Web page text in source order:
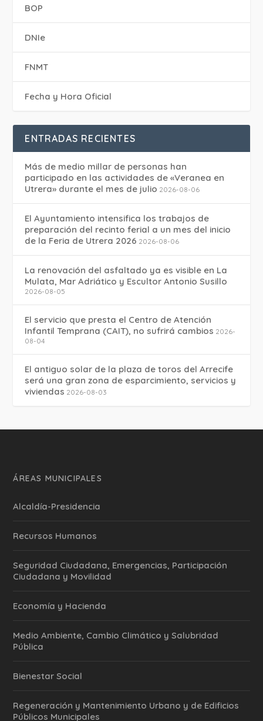
BOP
DNIe
FNMT
Fecha y Hora Oficial
ENTRADAS RECIENTES
Más de medio millar de personas han
participado en las actividades de «Veranea en
Utrera» durante el mes de julio 2026-08-06
El Ayuntamiento intensifica los trabajos de
preparación del recinto ferial a un mes del inicio
de la Feria de Utrera 2026 2026-08-06
La renovación del asfaltado ya es visible en La
Mulata, Mar Adriático y Escultor Antonio Susillo
2026-08-05
El servicio que presta el Centro de Atención
Infantil Temprana (CAIT), no sufrirá cambios 2026-
08-04
El antiguo solar de la plaza de toros del Arrecife
será una gran zona de esparcimiento, servicios y
viviendas 2026-08-03
ÁREAS MUNICIPALES
Alcaldía-Presidencia
Recursos Humanos
Seguridad Ciudadana, Emergencias, Participación
Ciudadana y Movilidad
Economía y Hacienda
Medio Ambiente, Cambio Climático y Salubridad
Pública
Bienestar Social
Regeneración y Mantenimiento Urbano y de Edificios
Públicos Municipales